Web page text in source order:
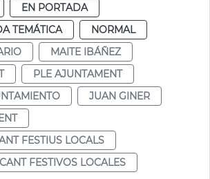
EN PORTADA
TEMÁTICA
NORMAL
MAITE IBÁÑEZ
PLE AJUNTAMENT
JUAN GINER
FESTIUS LOCALS
FESTIVOS LOCALES